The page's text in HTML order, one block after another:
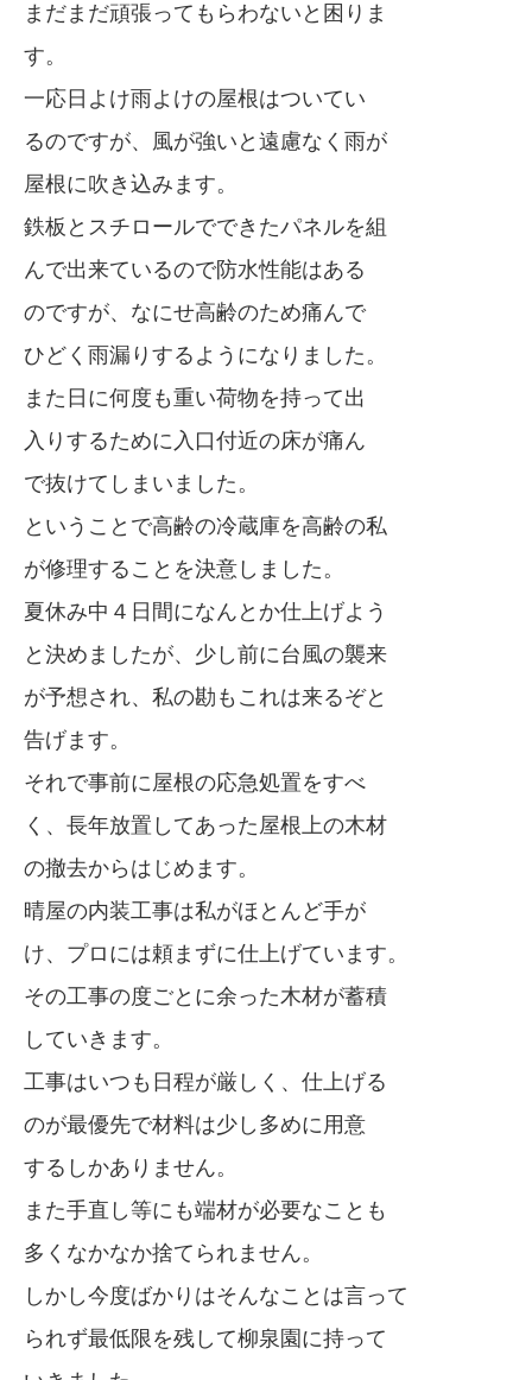
まだまだ頑張ってもらわないと困りま
す。
一応日よけ雨よけの屋根はついてい
るのですが、風が強いと遠慮なく雨が
屋根に吹き込みます。
鉄板とスチロールでできたパネルを組
んで出来ているので防水性能はある
のですが、なにせ高齢のため痛んで
ひどく雨漏りするようになりました。
また日に何度も重い荷物を持って出
入りするために入口付近の床が痛ん
で抜けてしまいました。
ということで高齢の冷蔵庫を高齢の私
が修理することを決意しました。
夏休み中４日間になんとか仕上げよう
と決めましたが、少し前に台風の襲来
が予想され、私の勘もこれは来るぞと
告げます。
それで事前に屋根の応急処置をすべ
く、長年放置してあった屋根上の木材
の撤去からはじめます。
晴屋の内装工事は私がほとんど手が
け、プロには頼まずに仕上げています。
その工事の度ごとに余った木材が蓄積
していきます。
工事はいつも日程が厳しく、仕上げる
のが最優先で材料は少し多めに用意
するしかありません。
また手直し等にも端材が必要なことも
多くなかなか捨てられません。
しかし今度ばかりはそんなことは言って
られず最低限を残して柳泉園に持って